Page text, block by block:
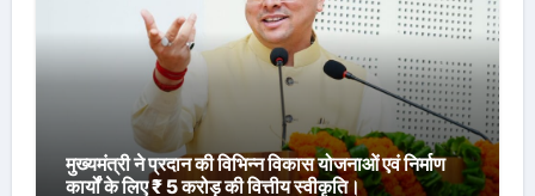
मुख्यमंत्री ने प्रदान की विभिन्न विकास योजनाओं एवं निर्माण
कार्यों के लिए ₹ 5 करोड़ की वित्तीय स्वीकृति।